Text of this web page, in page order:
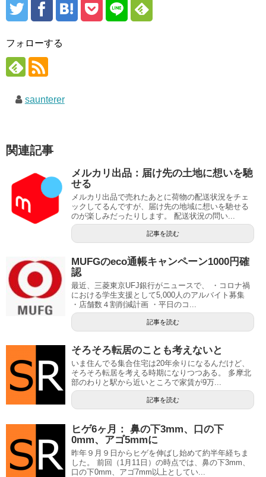
フォローする
saunterer
関連記事
メルカリ出品：届け先の土地に想いを馳
せる
メルカリ出品で売れたあとに荷物の配送状況をチェ
ックしてるんですが、届け先の地域に想いを馳せる
のが楽しみだったりします。 配送状況の問い...
記事を読む
MUFGのeco通帳キャンペーン1000円確
認
最近、三菱東京UFJ銀行がニュースで、 ・コロナ禍
における学生支援として5,000人のアルバイト募集
・店舗数４割削減計画 ・平日のコ...
記事を読む
そろそろ転居のことも考えないと
いま住んでる集合住宅は20年余りになるんだけど、
そろそろ転居を考える時期になりつつある。 多摩北
部のわりと駅から近いところで家賃が9万...
記事を読む
ヒゲ6ヶ月： 鼻の下3mm、口の下
0mm、アゴ5mmに
昨年９月９日からヒゲを伸ばし始めて約半年経ちま
した。 前回（1月11日）の時点では、鼻の下3mm、
口の下0mm、アゴ7mm以上としてい...